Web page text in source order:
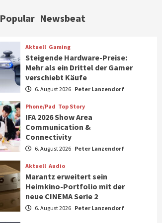
CHERRY baut Vertriebsteam
Smart Living Top Story
Verbraucher setzen immer
mehr auf Klimageräte und
Ventilatoren
Aktuell Gaming
Steigende Hardware-Preise:
Mehr als ein Drittel der
Gamer verschiebt Käufe
Phone/Pad Top Story
IFA 2026 Show Area
Communication &
Connectivity
Popular Newsbeat
Aktuell Gaming
Steigende Hardware-Preise:
Mehr als ein Drittel der Gamer
verschiebt Käufe
6. August 2026 Peter Lanzendorf
Phone/Pad Top Story
IFA 2026 Show Area
Communication &
Connectivity
6. August 2026 Peter Lanzendorf
Aktuell Audio
Marantz erweitert sein
Heimkino-Portfolio mit der
neue CINEMA Serie 2
6. August 2026 Peter Lanzendorf